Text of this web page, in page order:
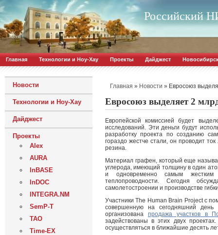
Российский
Главная Технологии и Ноу-Хау Проекты Дайджест
Новости
Технологии и Ноу-Хау
Дайджест
Проекты
Alex
AURA
InBASE
InDOC
INTEGRA.NM
SemP-T
ТАО
Time-EX
Главная » Новости » Евросоюз
Евросоюз выделяет 2
Европейской комиссией будет
исследований. Эти деньги будут
разработку проекта по созданию
гораздо жестче стали, он проводит
резина.
Материал графен, который еще
углерода, имеющий толщину в один
и одновременно самым жестким
теплопроводности. Сегодня
самолетостроении и производстве
Участники The Human Brain Project с
совершенную на сегодняшний день
организована продажа участков в
задействованы в этих двух
осуществляться в ближайшие десять